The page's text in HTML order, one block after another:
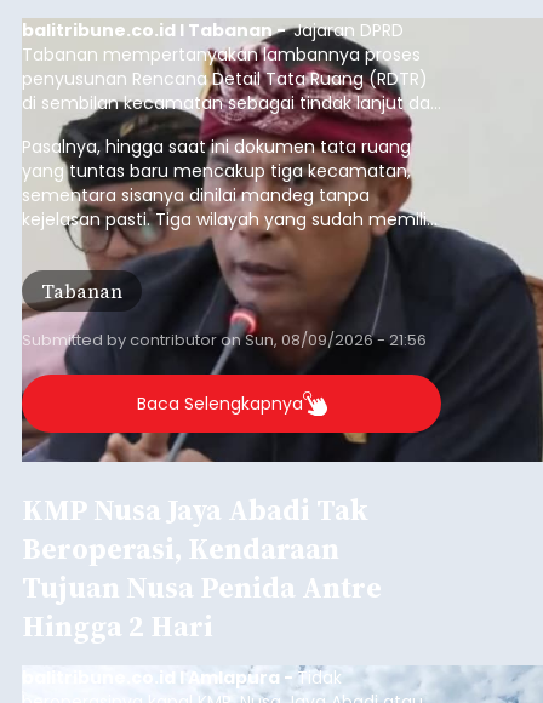
balitribune.co.id I Tabanan -Jajaran DPRD
Tabanan mempertanyakan lambannya proses
penyusunan Rencana Detail Tata Ruang (RDTR)
di sembilan kecamatan sebagai tindak lanjut dari
pelaksanaan RTRW.
Pasalnya, hingga saat ini dokumen tata ruang
yang tuntas baru mencakup tiga kecamatan,
sementara sisanya dinilai mandeg tanpa
kejelasan pasti. Tiga wilayah yang sudah memiliki
RDTR tersebut meliputi Kecamatan Kediri,
Tabanan, dan Selemadeg Barat.
Tabanan
Submitted bycontributoronSun, 08/09/2026 - 21:56
Baca Selengkapnya
KMP Nusa Jaya Abadi Tak
Beroperasi, Kendaraan
Tujuan Nusa Penida Antre
Hingga 2 Hari
balitribune.co.id I Amlapura - Tidak